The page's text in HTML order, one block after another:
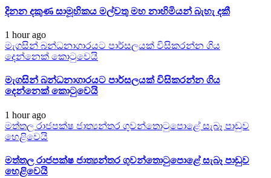
දිනන දකුණ සාමූහිකය මල්වතු මහ නාහිමියන් බැහැ දකී
1 hour ago
මැගසින් බන්ධනාගාරයට පාර්සලයක් විසිකරන්න ගිය
දෙන්නෙක් කොටුවෙයි
මැගසින් බන්ධනාගාරයට පාර්සලයක් විසිකරන්න ගිය
දෙන්නෙක් කොටුවෙයි
1 hour ago
මත්තල රාජපක්ෂ ජාත්‍යන්තර ගුවන්තොටුපොළේ සැබෑ පාඩුව
හෙළිවෙයි
මත්තල රාජපක්ෂ ජාත්‍යන්තර ගුවන්තොටුපොළේ සැබෑ පාඩුව
හෙළිවෙයි